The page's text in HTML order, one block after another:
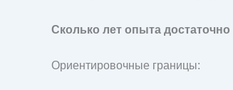
Сколько лет опыта достаточно
Ориентировочные границы: